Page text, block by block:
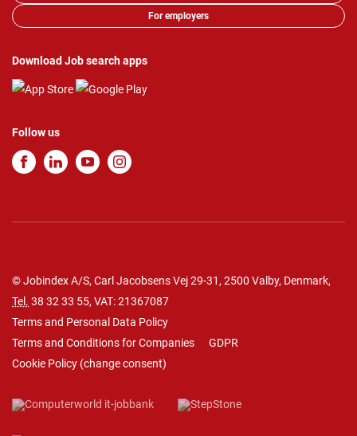
For employers
Download Job search apps
Follow us
© Jobindex A/S, Carl Jacobsens Vej 29-31, 2500 Valby, Denmark,
Tel. 38 32 33 55, VAT: 21367087
Terms and Personal Data Policy
Terms and Conditions for Companies
GDPR
Cookie Policy (change consent)